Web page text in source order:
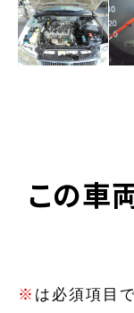
この車
※ は必須項目で